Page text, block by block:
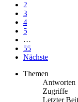
2
3
4
5
…
55
Nächste
Themen
Antworten
Zugriffe
Letzter